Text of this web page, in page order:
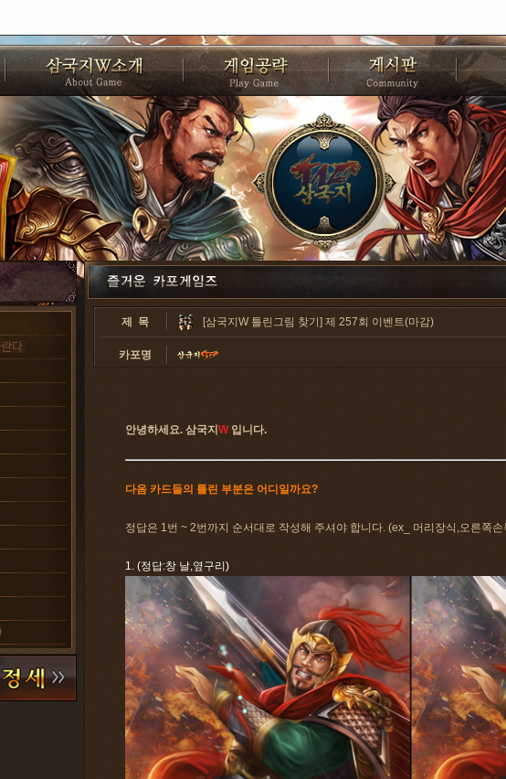
제 목 [삼국지W 틀린그림 찾기] 제 257회 이벤트(마감)
카포명
안녕하세요. 삼국지 W입니다.
다음 카드들의 틀린 부분은 어디일까요?
정답은 1번 ~ 2번까지 순서대로 작성해 주셔야 합니다. (ex_ 머리장식,오른쪽손
1. (정답:창 날,옆구리)